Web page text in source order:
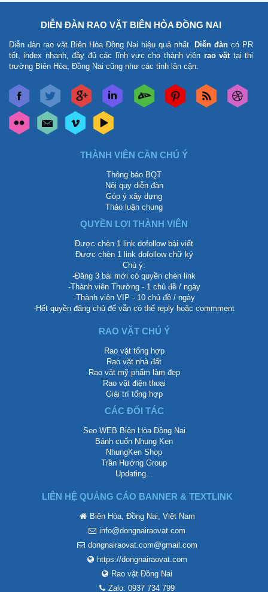
DIỄN ĐÀN RAO VẶT BIÊN HÒA ĐỒNG NAI
Diễn đàn rao vặt Biên Hòa Đồng Nai hiệu quả nhất. Diễn đàn có PR
tốt, index nhanh, đầy đủ các lĩnh vực cho thành viên rao vặttại thị
trường Biên Hòa, Đồng Nai cũng như các tỉnh lân cận.
THÀNH VIÊN CẦN CHÚ Ý
Thông báo BQT
Nội quy diễn đàn
Góp ý xây dựng
Thảo luận chung
QUYỀN LỢI THÀNH VIÊN
Được chèn 1 link dofollow bài viết
Được chèn 1 link dofollow chữ ký
Chú ý:
-Đăng 3 bài mới có quyền chèn link
-Thành viên Thường - 1 chủ đề / ngày
-Thành viên VIP - 10 chủ đề / ngày
-Hết quyền đăng chủ để vẫn có thể reply hoặc commment
RAO VẶT CHÚ Ý
Rao vặt tổng hợp
Rao vặt nhà đất
Rao vặt mỹ phẩm làm đẹp
Rao vặt điện thoại
Giải trí tổng hợp
CÁC ĐỐI TÁC
Seo WEB Biên Hòa Đồng Nai
Bánh cuốn Nhung Ken
NhungKen Shop
Trần Hướng Group
Updating...
LIÊN HỆ QUẢNG CÁO BANNER & TEXTLINK
Biên Hòa, Đồng Nai, Việt Nam
info@dongnairaovat.com
dongnairaovat.com@gmail.com
https://dongnairaovat.com
Rao vặt Đồng Nai
Zalo: 0937 734 799